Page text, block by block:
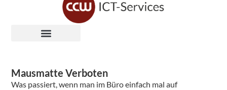
Mausmatte Verboten
Was passiert, wenn man im Büro einfach mal auf